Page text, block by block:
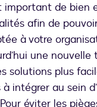
important de bien
afin de
à votre
une
solutions plus
intégrer au sein
éviter les